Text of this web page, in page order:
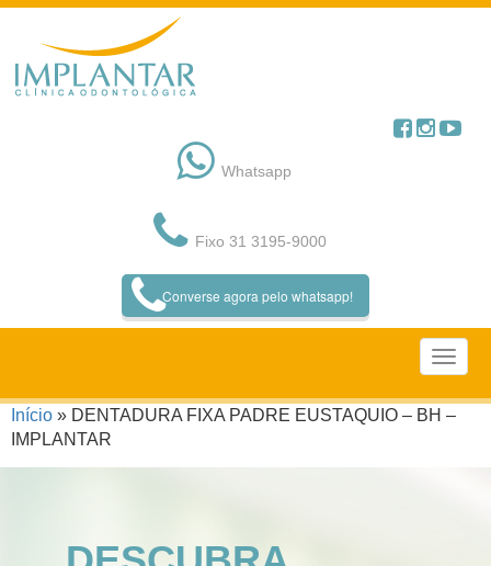
para
o
conteúdo
Whatsapp
Fixo 31 3195-9000
Converse agora pelo whatsapp!
Início » DENTADURA FIXA PADRE EUSTAQUIO – BH –
IMPLANTAR